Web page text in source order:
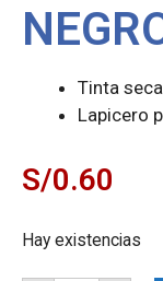
Tinta seca
Lapicero
S/0.60
Hay existencias